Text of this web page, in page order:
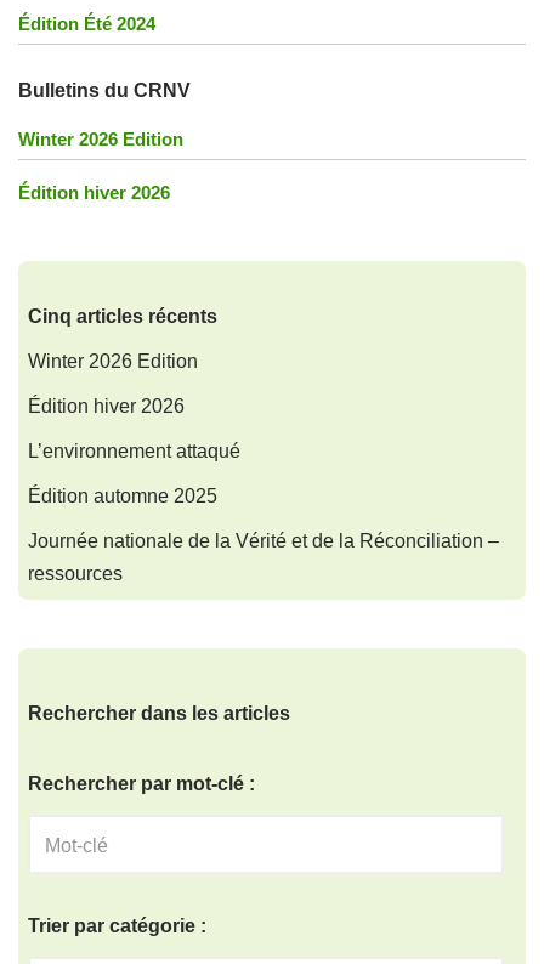
Édition Été 2024
Bulletins du CRNV
Winter 2026 Edition
Édition hiver 2026
Cinq articles récents
Winter 2026 Edition
Édition hiver 2026
L’environnement attaqué
Édition automne 2025
Journée nationale de la Vérité et de la Réconciliation –
ressources
Rechercher dans les articles
Rechercher par mot-clé :
Trier par catégorie :